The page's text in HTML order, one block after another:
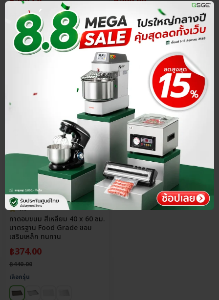
330.00
Select Size
฿ 340.00
เลือกรุ่น
ประกันศูนย์ไทย
ส่วนลด 15%
4.9
ถาดอบขนม สี่เหลี่ยม 40 x 60 ซม.
มาตรฐาน Food Grade ขอบ
เสริมเหล็ก ทนทาน
฿374.00
฿440.00
เลือกรุ่น